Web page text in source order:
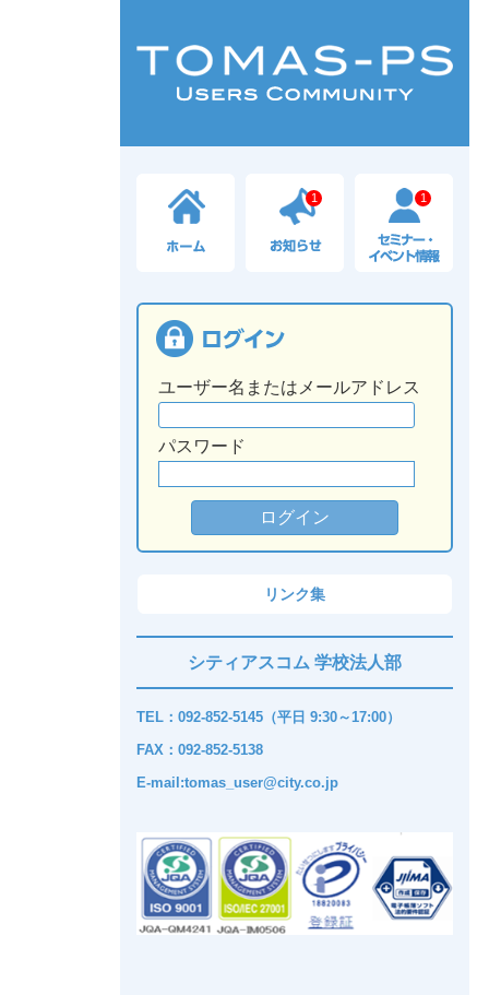
1 1
ユーザー名またはメールアドレス
パスワード
リンク集
シティアスコム 学校法人部
TEL：092-852-5145（平日 9:30～17:00）
FAX：092-852-5138
E-mail:tomas_user@city.co.jp